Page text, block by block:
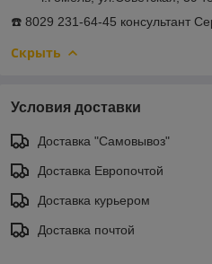
☎️ 8029 231-64-45 консультант
Скрыть
Условия доставки
Доставка "Самовывоз"
Доставка Европочтой
Доставка курьером
Доставка почтой